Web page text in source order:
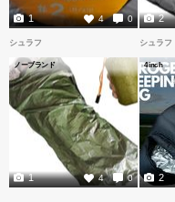
4 0
1 2
シュラフ
ノーブランド
4 0
1
シュラフ
4inch
2